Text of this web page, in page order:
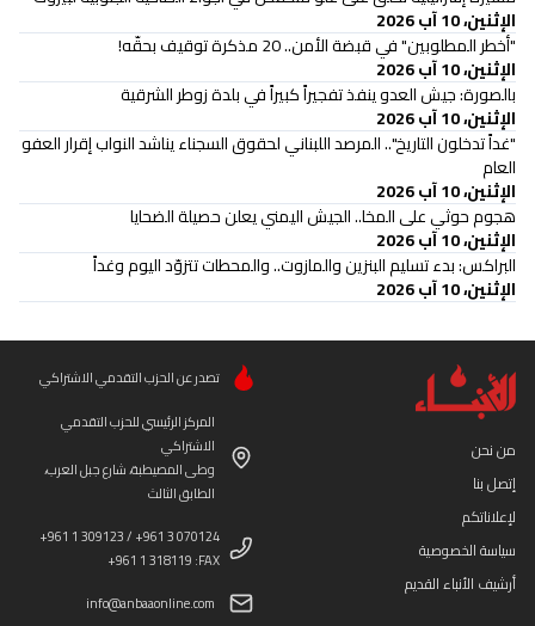
الإثنين، 10 آب 2026
"أخطر المطلوبين" في قبضة الأمن.. 20 مذكرة توقيف بحقّه!
الإثنين، 10 آب 2026
بالصورة: جيش العدو ينفذ تفجيراً كبيراً في بلدة زوطر الشرقية
الإثنين، 10 آب 2026
"غداً تدخلون التاريخ".. المرصد اللبناني لحقوق السجناء يناشد النواب إقرار العفو
العام
الإثنين، 10 آب 2026
هجوم حوثي على المخا.. الجيش اليمني يعلن حصيلة الضحايا
الإثنين، 10 آب 2026
البراكس: بدء تسليم البنزين والمازوت.. والمحطات تتزوّد اليوم وغداً
الإثنين، 10 آب 2026
من نحن
إتصل بنا
لإعلاناتكم
سياسة الخصوصية
أرشيف الأنباء القديم
تصدر عن الحزب التقدمي الاشتراكي
المركز الرئيسي للحزب التقدمي
الاشتراكي
وطى المصيطبة، شارع جبل العرب،
الطابق الثالث
+961 1 309123 / +961 3 070124
+961 1 318119 :FAX
info@anbaaonline.com